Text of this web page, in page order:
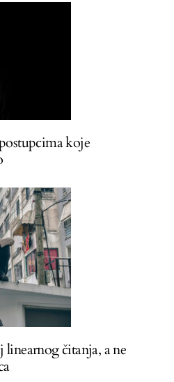
koje
čitanja, a ne